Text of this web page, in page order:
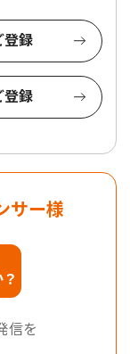
登録
登録
サー様
信を